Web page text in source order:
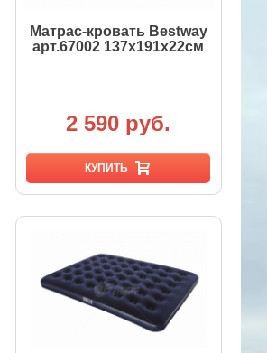
Матрас-кровать Bestway
арт.67002 137х191х22см
2 590 руб.
КУПИТЬ